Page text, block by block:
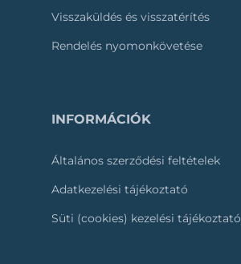
Visszaküldés és visszatérítés
Rendelés nyomonkövetése
INFORMÁCIÓK
Általános szerződési feltételek
Adatkezelési tájékoztató
Süti (cookies) kezelési tájékoztató